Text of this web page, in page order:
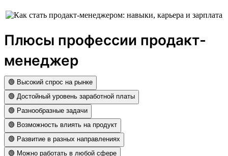
Плюсы профессии продакт-
менеджер
🟢 Высокий спрос на рынке
🟢 Достойный уровень заработной платы
🟢 Разнообразные задачи
🟢 Возможность влиять на продукт
🟢 Развитие в разных направлениях
🟢 Можно работать в любой сфере